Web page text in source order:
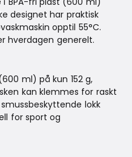
designet har praktisk
opptil 55°C.
hverdagen generelt.
ml) på kun 152 g,
kan klemmes for raskt
lokk
for sport og